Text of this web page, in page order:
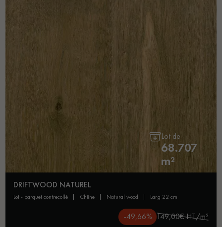
Lot de
68.707
m²
DRIFTWOOD NATUREL
lot - parquet contrecollé chêne natural wood larg 22 cm
-49,66% 149,00€ HT/m²